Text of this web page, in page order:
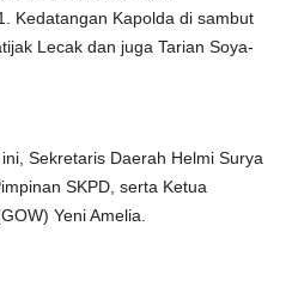
Kedatangan Kapolda di sambut
Lecak dan juga Tarian Soya-
Sekretaris Daerah Helmi Surya
SKPD, serta Ketua
Yeni Amelia.